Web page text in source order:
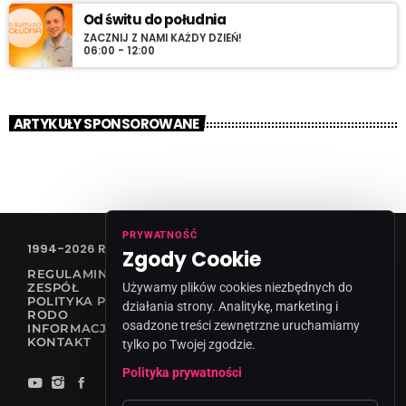
Od świtu do południa
ZACZNIJ Z NAMI KAŻDY DZIEŃ!
06:00 - 12:00
ARTYKUŁY SPONSOROWANE
1994-2026 RADIO VANESSA SPÓŁKA Z O.O
REGULAMIN KONKURSÓW
ZESPÓŁ
POLITYKA PRYWATNOŚCI
RODO
INFORMACJA O NADAWCY
KONTAKT
PRYWATNOŚĆ
Zgody Cookie
Używamy plików cookies niezbędnych do
działania strony. Analitykę, marketing i
osadzone treści zewnętrzne uruchamiamy
tylko po Twojej zgodzie.
Polityka prywatności